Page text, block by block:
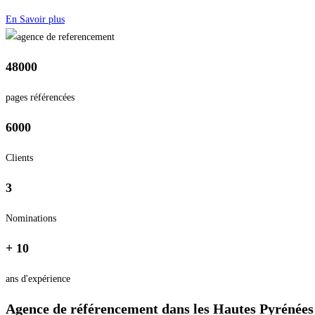
En Savoir plus
48000
pages référencées
6000
Clients
3
Nominations
+ 10
ans d'expérience
Agence de référencement dans les Hautes